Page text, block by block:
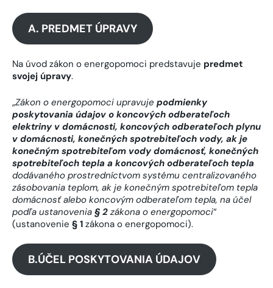
A. PREDMET ÚPRAVY
Na úvod zákon o energopomoci predstavuje predmet
svojej úpravy.
„Zákon o energopomoci upravuje podmienky
poskytovania údajov o koncových odberateľoch
elektriny v domácnosti, koncových odberateľoch plynu
v domácnosti, konečných spotrebiteľoch vody, ak je
konečným spotrebiteľom vody domácnosť, konečných
spotrebiteľoch tepla a koncových odberateľoch tepla
dodávaného prostredníctvom systému centralizovaného
zásobovania teplom, ak je konečným spotrebiteľom tepla
domácnosť alebo koncovým odberateľom tepla, na účel
podľa ustanovenia § 2 zákona o energopomoci“
(ustanovenie § 1 zákona o energopomoci).
B.ÚČEL POSKYTOVANIA ÚDAJOV